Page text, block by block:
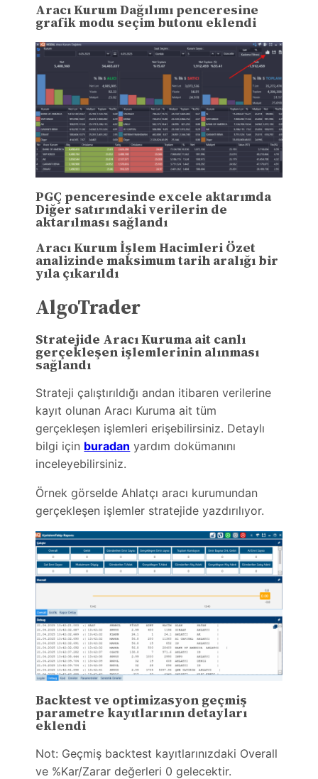
Aracı Kurum Dağılımı penceresine
grafik modu seçim butonu eklendi
PGÇ penceresinde excele aktarımda
Diğer satırındaki verilerin de
aktarılması sağlandı
Aracı Kurum İşlem Hacimleri Özet
analizinde maksimum tarih aralığı bir
yıla çıkarıldı
AlgoTrader
Stratejide Aracı Kuruma ait canlı
gerçekleşen işlemlerinin alınması
sağlandı
Strateji çalıştırıldığı andan itibaren verilerine
kayıt olunan Aracı Kuruma ait tüm
gerçekleşen işlemleri erişebilirsiniz. Detaylı
bilgi için buradan yardım dokümanını
inceleyebilirsiniz.
Örnek görselde Ahlatçı aracı kurumundan
gerçekleşen işlemler stratejide yazdırılıyor.
Backtest ve optimizasyon geçmiş
parametre kayıtlarının detayları
eklendi
Not: Geçmiş backtest kayıtlarınızdaki Overall
ve %Kar/Zarar değerleri 0 gelecektir.